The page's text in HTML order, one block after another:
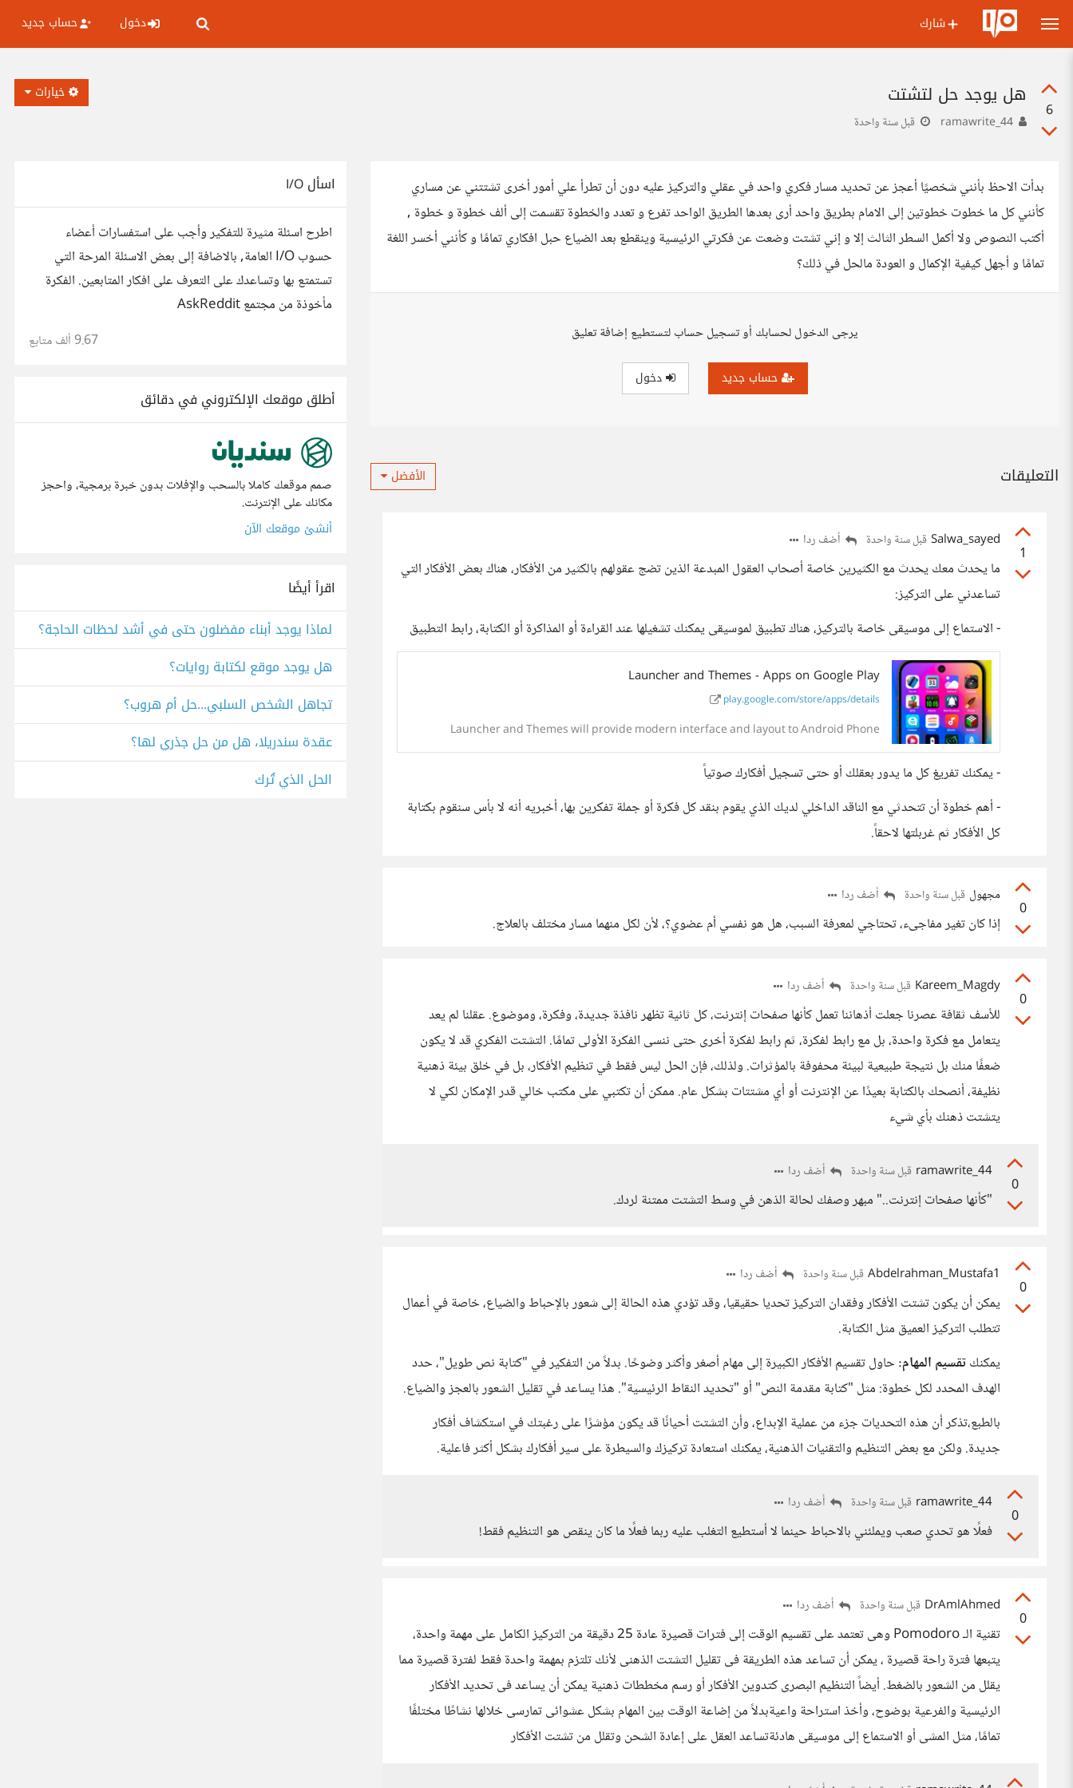
شارك دخول حساب جديد
6
هل يوجد حل لتشتت
قبل سنة واحدة
خيارات
بدأت الاحظ بأنني شخصيًا أعجز عن تحديد مسار فكري واحد في عقلي والتركيز عليه دون أن تطرأ علي أمور أخرى تشتتني عن مساري
كأنني كل ما خطوت خطوتين إلى الامام بطريق واحد أرى بعدها الطريق الواحد تفرع و تعدد والخطوة تقسمت إلى ألف خطوة و خطوة ,
أكتب النصوص ولا أكمل السطر الثالث إلا و إني تشتت وضعت عن فكرتي الرئيسية وينقطع بعد الضياع حبل افكاري تمامًا و كأنني أخسر اللغة
تمامًا و أجهل كيفية الإكمال و العودة مالحل في ذلك؟
يرجى الدخول لحسابك أو تسجيل حساب لتستطيع إضافة تعليق
حساب جديد دخول
التعليقات الأفضل
1
Salwa_sayed قبل سنة واحدة أضف ردا
ما يحدث معك يحدث مع الكثيرين خاصة أصحاب العقول المبدعة الذين تضج عقولهم بالكثير من الأفكار، هناك بعض الأفكار التي
تساعدني على التركيز:
- الاستماع إلى موسيقى خاصة بالتركيز، هناك تطبيق لموسيقى يمكنك تشغيلها عند القراءة أو المذاكرة أو الكتابة، رابط التطبيق
Launcher and Themes - Apps on Google Play
play.google.com/store/apps/details
Launcher and Themes will provide modern interface and layout to Android Phone
- يمكنك تفريغ كل ما يدور بعقلك أو حتى تسجيل أفكارك صوتياً
- أهم خطوة أن تتحدثي مع الناقد الداخلي لديك الذي يقوم بنقد كل فكرة أو جملة تفكرين بها، أخبريه أنه لا بأس سنقوم بكتابة
كل الأفكار ثم غربلتها لاحقاً.
0
مجهول قبل سنة واحدة أضف ردا
إذا كان تغير مفاجىء، تحتاجي لمعرفة السبب، هل هو نفسي أم عضوي؟، لأن لكل منهما مسار مختلف بالعلاج.
0
Kareem_Magdy قبل سنة واحدة أضف ردا
للأسف ثقافة عصرنا جعلت أذهاننا تعمل كأنها صفحات إنترنت، كل ثانية تظهر نافذة جديدة، وفكرة، وموضوع. عقلنا لم يعد
يتعامل مع فكرة واحدة، بل مع رابط لفكرة، ثم رابط لفكرة أخرى حتى ننسى الفكرة الأولى تمامًا. التشتت الفكري قد لا يكون
ضعفًا منك بل نتيجة طبيعية لبيئة محفوفة بالمؤثرات. ولذلك، فإن الحل ليس فقط في تنظيم الأفكار، بل في خلق بيئة ذهنية
نظيفة، أنصحك بالكتابة بعيدًا عن الإنترنت أو أي مشتتات بشكل عام. ممكن أن تكتبي على مكتب خالي قدر الإمكان لكي لا
يتشتت ذهنك بأي شيء
0
ramawrite_44 قبل سنة واحدة أضف ردا
"كأنها صفحات إنترنت.." مبهر وصفك لحالة الذهن في وسط التشتت ممتنة لردك.
0
Abdelrahman_Mustafa1 قبل سنة واحدة أضف ردا
يمكن أن يكون تشتت الأفكار وفقدان التركيز تحديا حقيقيا، وقد تؤدي هذه الحالة إلى شعور بالإحباط والضياع، خاصة في أعمال
تتطلب التركيز العميق مثل الكتابة.
يمكنكتقسيم المهام: حاول تقسيم الأفكار الكبيرة إلى مهام أصغر وأكثر وضوحًا. بدلاً من التفكير في "كتابة نص طويل"، حدد
الهدف المحدد لكل خطوة: مثل "كتابة مقدمة النص" أو "تحديد النقاط الرئيسية". هذا يساعد في تقليل الشعور بالعجز والضياع.
بالطبع،تذكر أن هذه التحديات جزء من عملية الإبداع، وأن التشتت أحيانًا قد يكون مؤشرًا على رغبتك في استكشاف أفكار
جديدة. ولكن مع بعض التنظيم والتقنيات الذهنية، يمكنك استعادة تركيزك والسيطرة على سير أفكارك بشكل أكثر فاعلية.
0
ramawrite_44 قبل سنة واحدة أضف ردا
فعلًا هو تحدي صعب ويملئني بالاحباط حينما لا أستطيع التغلب عليه ربما فعلًا ما كان ينقص هو التنظيم فقط!
0
DrAmlAhmed قبل سنة واحدة أضف ردا
تقنية الـ Pomodoro وهى تعتمد على تقسيم الوقت إلى فترات قصيرة عادة 25 دقيقة من التركيز الكامل على مهمة واحدة،
يتبعها فترة راحة قصيرة ، يمكن أن تساعد هذه الطريقة فى تقليل التشتت الذهنى لأنك تلتزم بمهمة واحدة فقط لفترة قصيرة مما
يقلل من الشعور بالضغط. أيضاً التنظيم البصرى كتدوين الأفكار أو رسم مخططات ذهنية يمكن أن يساعد فى تحديد الأفكار
الرئيسية والفرعية بوضوح، وأخذ استراحة واعيةبدلاً من إضاعة الوقت بين المهام بشكل عشوائى تمارسى خلالها نشاطًا مختلفًا
تمامًا، مثل المشى أو الاستماع إلى موسيقى هادئةتساعد العقل على إعادة الشحن وتقلل من تشتت الأفكار
اسأل I/O
اطرح اسئلة مثيرة للتفكير وأجب على استفسارات أعضاء
حسوب I/O العامة, بالاضافة إلى بعض الاسئلة المرحة التي
تستمتع بها وتساعدك على التعرف على افكار المتابعين. الفكرة
مأخوذة من مجتمع AskReddit
9.67 ألف متابع
أطلق موقعك الإلكتروني في دقائق
صمم موقعك كاملا بالسحب والإفلات بدون خبرة برمجية، واحجز
مكانك على الإنترنت.
أنشئ موقعك الآن
اقرأ أيضًا
لماذا يوجد أبناء مفضلون حتى في أشد لحظات الحاجة؟
هل يوجد موقع لكتابة روايات؟
تجاهل الشخص السلبي...حل أم هروب؟
عقدة سندريلا، هل من حل جذري لها؟
الحل الذي تُرك